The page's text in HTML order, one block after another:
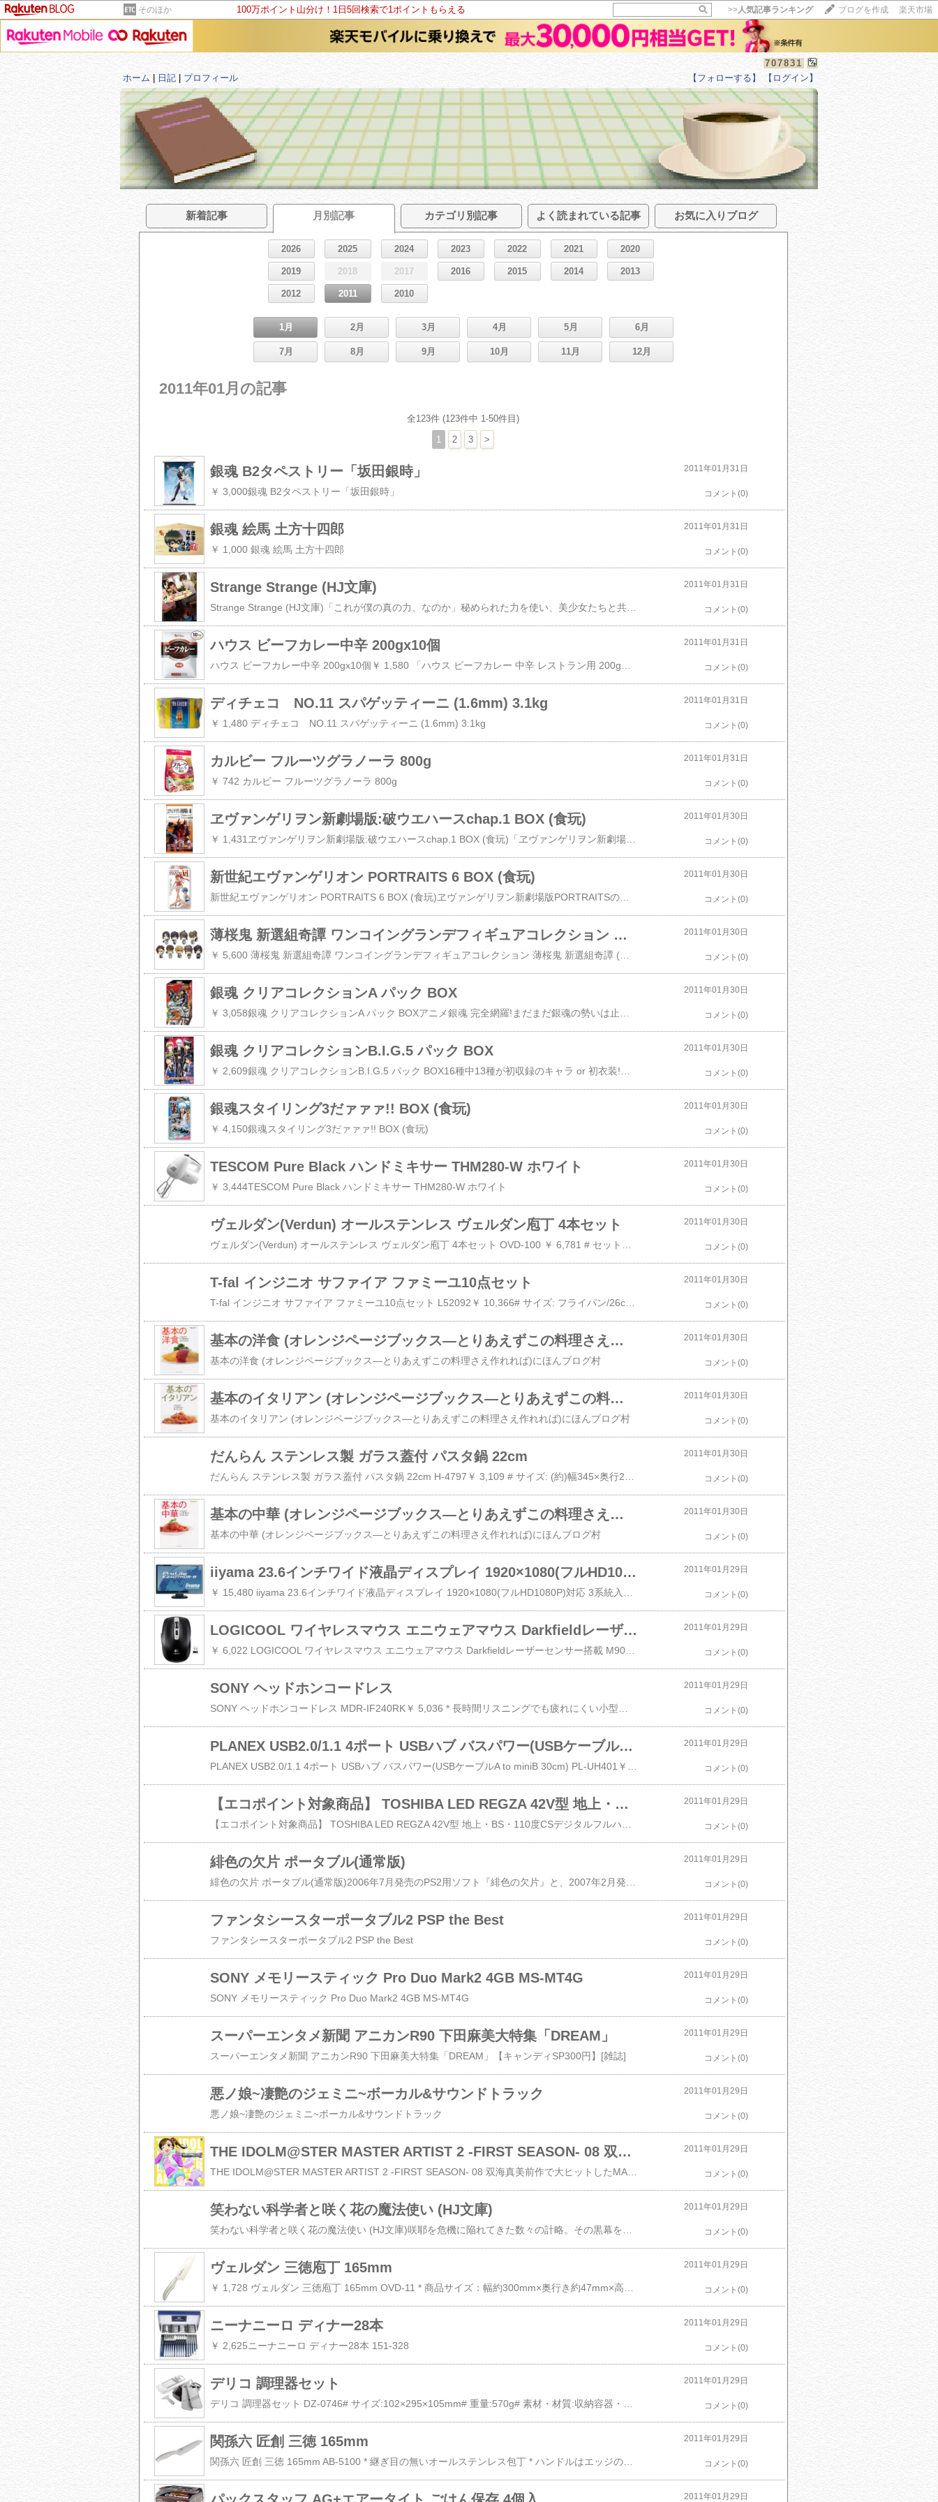
そのほか 100万ポイント山分け！1日5回検索で1ポイントもらえる >>人気記事ランキング ブログを作成 楽天市場
707831
ホーム
日記 プロフィール 【フォローする】 【ログイン】
新着記事 月別記事 カテゴリ別記事 よく読まれている記事 お気に入りブログ
2026 2025 2024 2023 2022 2021 2020
2019 2018 2017 2016 2015 2014 2013
2012 2011 2010
1月 2月 3月 4月 5月 6月
7月 8月 9月 10月 11月 12月
2011年01月の記事
全123件 (123件中 1-50件目)
1 2 3 >
銀魂 B2タペストリー「坂田銀時」
￥ 3,000銀魂 B2タペストリー「坂田銀時」
2011年01月31日
コメント(0)
銀魂 絵馬 土方十四郎
￥ 1,000 銀魂 絵馬 土方十四郎
2011年01月31日
コメント(0)
Strange Strange (HJ文庫)
Strange Strange (HJ文庫)「これが僕の真の力、なのか」秘められた力を使い、美少女たちと共に悪を滅ぼす少年・田尾君が直面した、とてつもなく凄惨な事態とは？問題作「ぶひぶひ＠だらだら」をはじめ、彼と秘密を持つ彼女の心温まる愛の物語「人でなしと恋」など全４篇でお届けする、浅井ラボの（ある意味で）ハラハラドキドキの連作短編撰。使用前に注意書きをよく読んでね！
2011年01月31日
コメント(0)
ハウス ビーフカレー中辛 200gx10個 2011年01月31日
コメント(0)
ディチェコ NO.11 スパゲッティーニ (1.6mm) 3.1kg
￥ 1,480 ディチェコ NO.11 スパゲッティーニ (1.6mm) 3.1kg
2011年01月31日
コメント(0)
カルビー フルーツグラノーラ 800g
￥ 742 カルビー フルーツグラノーラ 800g
2011年01月31日
コメント(0)
ヱヴァンゲリヲン新劇場版:破ウエハースchap.1 BOX (食玩)
￥ 1,431ヱヴァンゲリヲン新劇場版:破ウエハースchap.1 BOX (食玩)「ヱヴァンゲリヲン新劇場版：破」のウエハース第1弾です。今弾より「新劇場版：破」の内容でラインナップを構成します。ファン待望のアスカ・マリが登場です！全32種類、1BOXでは揃いません。
2011年01月30日
コメント(0)
新世紀エヴァンゲリオン PORTRAITS 6 BOX (食玩)
新世紀エヴァンゲリオン PORTRAITS 6 BOX (食玩)ヱヴァンゲリヲン新劇場版PORTRAITSの第6弾です。本弾では貞本義行氏が画集「CARMINE」で描きおろしたレイとアスカのバレリーナ姿を貞本氏本人の監修により初の立体化！各々の台座を組み合わせる事により並べて飾ることのできる豪華仕様です！また子供時代のレイ・アスカはシリーズ初のディスプレイ台座付きの仕様で登場。新要素満載のレイ・アスカスペシャル弾です。全6種類+シークレット2種、1BOXでは揃いません。
2011年01月30日
コメント(0)
薄桜鬼 新選組奇譚 ワンコイングランデフィギュアコレクション 薄桜鬼 新選組奇譚 (ノンスケールPVC塗装済みミニフィギュア) BOX
￥ 5,600 薄桜鬼 新選組奇譚 ワンコイングランデフィギュアコレクション 薄桜鬼 新選組奇譚 (ノンスケールPVC塗装済みミニフィギュア) BOX小さくても羽織の表現やキャラで特徴的な着物の柄など再現はバッチリ。今回も頭部にマグネットが入っているので、様々なところにくっつけることが可能。また、頭部はボールジョイント仕様なので、別売りの緋色の欠片フィギュアとも付け替えが可能。1箱に1枚キャラクターカードが封入され、裏面には9種全てを集めるとカズキヨネ氏による描き下ろし「斎藤一」イラストが完成！キャラクターラインナップ：土方歳三・沖田総司・沖田総司~洋装ver.~・斎藤一・斎藤一~洋装ver.~・藤堂平助・原田左之助・永倉新八・風間千景
2011年01月30日
コメント(0)
銀魂 クリアコレクションA パック BOX 2011年01月30日
コメント(0)
銀魂 クリアコレクションB.I.G.5 パック BOX 2011年01月30日
コメント(0)
銀魂スタイリング3だァァァ!! BOX (食玩)
￥ 4,150銀魂スタイリング3だァァァ!! BOX (食玩)
2011年01月30日
コメント(0)
TESCOM Pure Black ハンドミキサー THM280-W ホワイト
￥ 3,444TESCOM Pure Black ハンドミキサー THM280-W ホワイト
2011年01月30日
コメント(0)
ヴェルダン(Verdun) オールステンレス ヴェルダン庖丁 4本セット 2011年01月30日
コメント(0)
T-fal インジニオ サファイア ファミーユ10点セット
T-fal インジニオ サファイア ファミーユ10点セット L52092￥ 10,366# サイズ: フライパン/26cm、ソースパン/16cm・20cm、 ウォックパン/26cm、シールリッド/16cm・20cm、 シリコン縁ガラスぶた/16cm・20cm# セット重量: 3248g# 材質: フライパン・ソースパン・ウォックパン/アルミニウム、 シールリッド/ポリエチレン、シリコン縁ガラス
2011年01月30日
コメント(0)
基本の洋食 (オレンジページブックス―とりあえずこの料理さえ作れれば)
基本の洋食 (オレンジページブックス―とりあえずこの料理さえ作れれば)にほんブログ村
2011年01月30日
コメント(0)
基本のイタリアン (オレンジページブックス―とりあえずこの料理さえ作れれば)
基本のイタリアン (オレンジページブックス―とりあえずこの料理さえ作れれば)にほんブログ村
2011年01月30日
コメント(0)
だんらん ステンレス製 ガラス蓋付 パスタ鍋 22cm 2011年01月30日
コメント(0)
基本の中華 (オレンジページブックス―とりあえずこの料理さえ作れれば)
基本の中華 (オレンジページブックス―とりあえずこの料理さえ作れれば)にほんブログ村
2011年01月30日
コメント(0)
iiyama 23.6インチワイド液晶ディスプレイ 1920×1080(フルHD1080P)対応 3系統入力装備 マーベルブラック 2011年01月29日
コメント(0)
LOGICOOL ワイヤレスマウス エニウェアマウス Darkfieldレーザーセンサー搭載 M905
￥ 6,022 LOGICOOL ワイヤレスマウス エニウェアマウス Darkfieldレーザーセンサー搭載 M905木目調や光沢のある表面から透明なガラスの上まで、ほぼあらゆる場所でマウスパッドを使わずに使用できる2.4GHz帯ワイヤレスレーザーマウス。PC作業を効率化する高速スクロール機能や、最大6台の機器を同時に認識できる超小型レシーバーにより、USBポートを無駄にしないロジクールUnifying（ユニファイング）機能を搭載。単三形乾電池1本で駆動するコンパクトなモバイル高性能マウス。
2011年01月29日
コメント(0)
SONY ヘッドホンコードレス 2011年01月29日
コメント(0)
PLANEX USB2.0/1.1 4ポート USBハブ バスパワー(USBケーブルA to miniB 30cm) 2011年01月29日
コメント(0)
【エコポイント対象商品】 TOSHIBA LED REGZA 42V型 地上・BS・110度CSデジタルフルハイビジョン液晶テレビ 2011年01月29日
コメント(0)
緋色の欠片 ポータブル(通常版) 2011年01月29日
コメント(0)
ファンタシースターポータブル2 PSP the Best
ファンタシースターポータブル2 PSP the Best
2011年01月29日
コメント(0)
SONY メモリースティック Pro Duo Mark2 4GB MS-MT4G
SONY メモリースティック Pro Duo Mark2 4GB MS-MT4G
2011年01月29日
コメント(0)
スーパーエンタメ新聞 アニカンR90 下田麻美大特集「DREAM」
スーパーエンタメ新聞 アニカンR90 下田麻美大特集「DREAM」【キャンディSP300円】[雑誌]
2011年01月29日
コメント(0)
悪ノ娘~凄艶のジェミニ~ボーカル&サウンドトラック
悪ノ娘~凄艶のジェミニ~ボーカル&サウンドトラック
2011年01月29日
コメント(0)
THE IDOLM@STER MASTER ARTIST 2 -FIRST SEASON- 08 双海真美
THE IDOLM@STER MASTER ARTIST 2 -FIRST SEASON- 08 双海真美前作で大ヒットしたMASTER ARTISTシリーズの第二弾、「THE IDOLM@STER MASTER ARTIST 2 -FIRST SEASON-」より、3タイトルが一挙発売！ 9月のPrologueに始まり、10月・11月と連続してリリースされるTHE IDOLM@STER MASTER ARTIST 2 -FIRST SEASON-シリーズからの3作品。同シリーズは通常のようなグループ・ユニット歌唱ではなく、各キャラクター個人に焦点をあて、ソロの歌唱楽曲をメインに収録。本作は、双子のキャラクターながらソロでの初リリースとなる双海真美。
2011年01月29日
コメント(0)
笑わない科学者と咲く花の魔法使い (HJ文庫) 2011年01月29日
コメント(0)
ヴェルダン 三徳庖丁 165mm 2011年01月29日
コメント(0)
ニーナニーロ ディナー28本
￥ 2,625ニーナニーロ ディナー28本 151-328
2011年01月29日
コメント(0)
デリコ 調理器セット 2011年01月29日
コメント(0)
関孫六 匠創 三徳 165mm
関孫六 匠創 三徳 165mm AB-5100 * 継ぎ目の無いオールステンレス包丁 * ハンドルはエッジのないラウンド形状、ヒップアップライン、ウェーブラインで優しい手当たりと優れた操作性を生み出しています。 * 特殊加工の刃付けにより食材の水分による吸盤効果（ブレーキ作用）を減少し、切り込み鋭く、軽い力で切ることができます。 * 洗いやすく、熱湯消毒・食器洗浄機・食器乾燥機に使用できます。 * 刃渡り:約165mm
2011年01月29日
コメント(0)
2011年01月29日